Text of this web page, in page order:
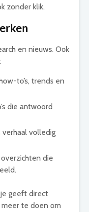
zonder klik.
en nieuws. Ook
to’s, trends en
die antwoord
volledig
die
geeft direct
te doen om